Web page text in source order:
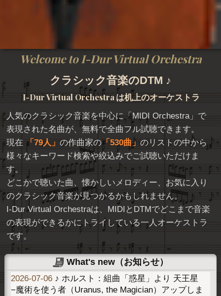
Welcome to I-Dur Virtual Orchestra
クラシック音楽のDTM ♪
I-Dur Virtual Orchestra は机上のオーケストラ
人気のクラシック音楽を中心に「MIDI Orchestra」で
表現された名曲が、無料で全曲フル試聴できます。
現在
79人 の作曲家の 530曲
のリストの中から
様々なキーワード検索や絞込みでご試聴いただけま
す。
どこかで聴いた曲、懐かしいメロディー、お気に入り
のクラシック音楽が見つかるかもしれません。
I-Dur Virtual Orchestraは、MIDIとDTMでどこまで音楽
の表現ができるかにトライしている一人オーケストラ
です。
What's new（お知らせ）
2026-07-06 ♪ ホルスト：組曲「惑星」より 天王星
−魔術を使う者（Uranus, the Magician）アップしま